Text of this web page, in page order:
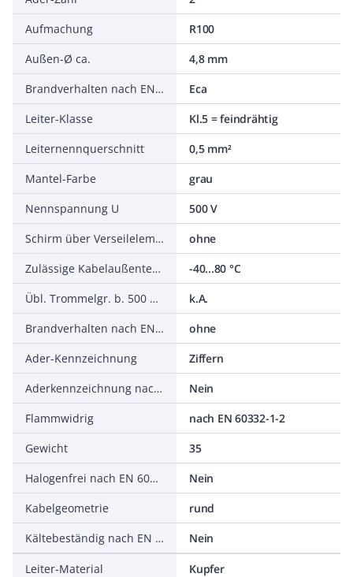
Aufmachung
R100
Außen-Ø ca.
4,8 mm
Brandverhalten nach EN 13501-6: Klasse
Eca
Leiter-Klasse
Kl.5 = feindrähtig
Leiternennquerschnitt
0,5 mm²
Mantel-Farbe
grau
Nennspannung U
500 V
Schirm über Verseilelement
ohne
Zulässige Kabelaußentemperatur nach Montage ohne Erschütterung
-40...80 °C
Übl. Trommelgr. b. 500 m Ø m
k.A.
Brandverhalten nach EN 13501-6: Abtropfverhalten
ohne
Ader-Kennzeichnung
Ziffern
Aderkennzeichnung nach HD 308 S2
Nein
Flammwidrig
nach EN 60332-1-2
Gewicht
35
Halogenfrei nach EN 60754-1/2
Nein
Kabelgeometrie
rund
Kältebeständig nach EN 60811-504+505+506
Nein
Leiter-Material
Kupfer